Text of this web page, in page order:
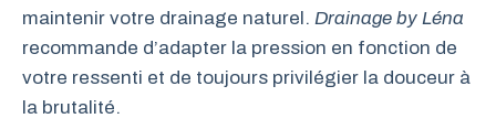
maintenir votre drainage naturel. Drainage by Léna
recommande d’adapter la pression en fonction de
votre ressenti et de toujours privilégier la douceur à
la brutalité.